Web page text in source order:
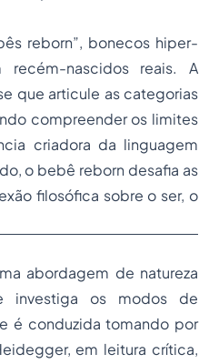
reborn”, bonecos hiper-
nascidos reais. A
que articule as categorias
compreender os limites
criadora da linguagem
o bebê reborn desafia as
filosófica sobre o ser, o
abordagem de natureza
investiga os modos de
é conduzida tomando por
em leitura crítica,